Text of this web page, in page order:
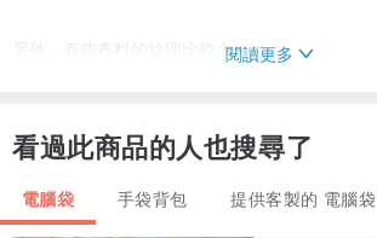
另外，有些布料的紋理比較大，
這款都是預購貨品，下單訂製後才開始寄出
－
閱讀更多
看過此商品的人也搜尋了
電腦袋 手袋背包 提供客製的 電腦袋